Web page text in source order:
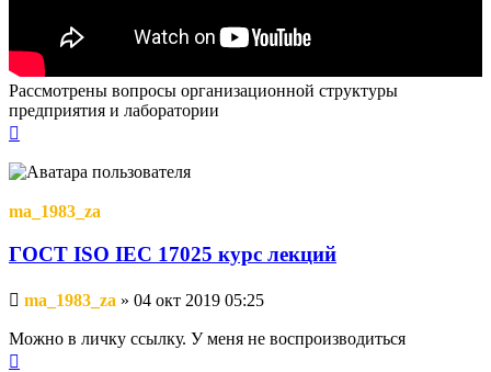
Рассмотрены вопросы организационной структуры
предприятия и лаборатории
началу
ma_1983_za
ГОСТ ISO IEC 17025 курс лекций
Непрочитанное
сообщение
ma_1983_za » 04 окт 2019 05:25
Можно в личку ссылку. У меня не воспроизводиться